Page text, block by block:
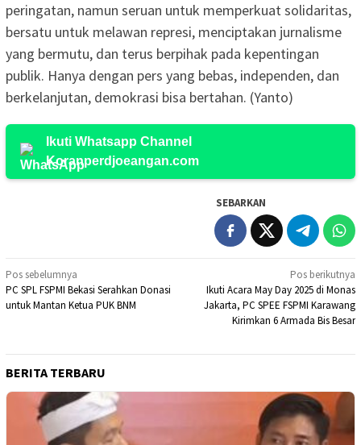
peringatan, namun seruan untuk memperkuat solidaritas,
bersatu untuk melawan represi, menciptakan jurnalisme
yang bermutu, dan terus berpihak pada kepentingan
publik. Hanya dengan pers yang bebas, independen, dan
berkelanjutan, demokrasi bisa bertahan. (Yanto)
Ikuti Whatsapp Channel
Koranperdjoeangan.com
SEBARKAN
Navigasi
pos
Pos sebelumnya
PC SPL FSPMI Bekasi Serahkan Donasi
untuk Mantan Ketua PUK BNM
Pos berikutnya
Ikuti Acara May Day 2025 di Monas
Jakarta, PC SPEE FSPMI Karawang
Kirimkan 6 Armada Bis Besar
BERITA TERBARU